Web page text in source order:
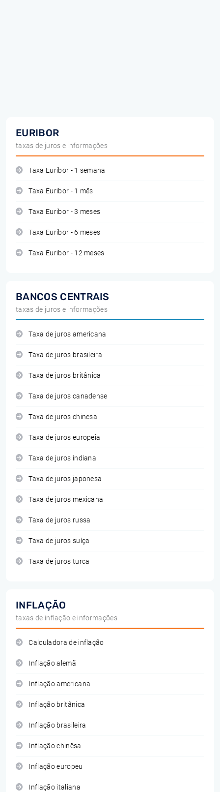
EURIBOR
taxas de juros e informações
Taxa Euribor - 1 semana
Taxa Euribor - 1 mês
Taxa Euribor - 3 meses
Taxa Euribor - 6 meses
Taxa Euribor - 12 meses
BANCOS CENTRAIS
taxas de juros e informações
Taxa de juros americana
Taxa de juros brasileira
Taxa de juros britânica
Taxa de juros canadense
Taxa de juros chinesa
Taxa de juros europeia
Taxa de juros indiana
Taxa de juros japonesa
Taxa de juros mexicana
Taxa de juros russa
Taxa de juros suíça
Taxa de juros turca
INFLAÇÃO
taxas de inflação e informações
Calculadora de inflação
Inflação alemã
Inflação americana
Inflação britânica
Inflação brasileira
Inflação chinêsa
Inflação europeu
Inflação italiana